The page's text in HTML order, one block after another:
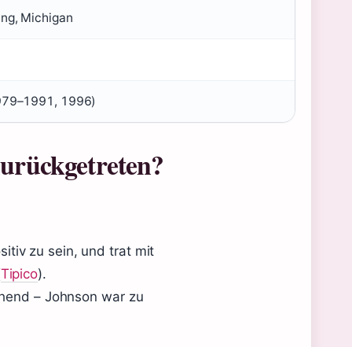
Michigan
1996)
zu sein, und trat mit
Tipico).
– Johnson war zu